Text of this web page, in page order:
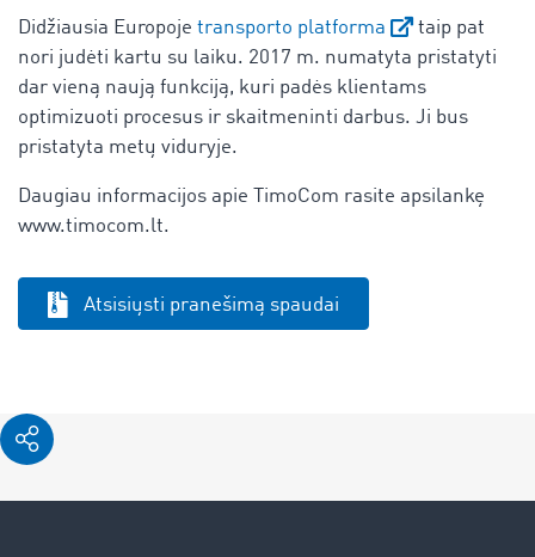
Didžiausia Europoje transporto platforma
taip pat
nori judėti kartu su laiku. 2017 m. numatyta pristatyti
dar vieną naują funkciją, kuri padės klientams
optimizuoti procesus ir skaitmeninti darbus. Ji bus
pristatyta metų viduryje.
Daugiau informacijos apie TimoCom rasite apsilankę
www.timocom.lt.
Atsisiųsti pranešimą spaudai